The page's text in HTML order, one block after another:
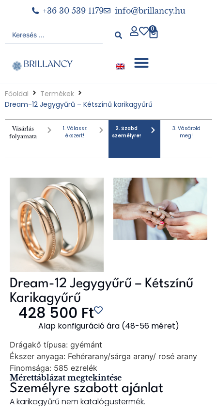
+36 30 539 1179 info@brillancy.hu
0
Főoldal
Termékek
Dream-12 Jegygyűrű – Kétszínű karikagyűrű
Vásárlás
folyamata
1. Válassz
ékszert!
2. Szabd
személyre!
3. Vásárold
meg!
Dream-12 Jegygyűrű – Kétszínű
Karikagyűrű
428 500 Ft
Alap konfiguráció ára (48-56 méret)
Drágakő típusa: gyémánt
Ékszer anyaga: Fehérarany/sárga arany/ rosé arany
Finomsága: 585 ezrelék
Mérettáblázat megtekintése
Személyre szabott ajánlat
A karikagyűrű nem katalógustermék.